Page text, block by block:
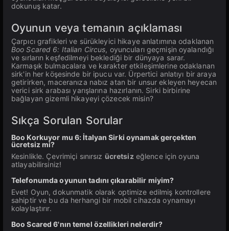
dokunuş katar.
Oyunun veya temanın açıklaması
Çarpıcı grafikleri ve sürükleyici hikaye anlatımına odaklanan
Boo Scared 6: Italian Circus, oyuncuları geçmişin oyalandığı
ve sırların keşfedilmeyi beklediği bir dünyaya sarar.
Karmaşık bulmacalara ve karakter etkileşimlerine odaklanan
sirk'in her köşesinde bir ipucu var. Ürpertici anlatıyı bir araya
getirirken, maceranıza nabız atan bir unsur ekleyen heyecan
verici sirk arabası yarışlarına hazırlanın. Sirki birbirine
bağlayan gizemli hikayeyi çözecek misin?
Sıkça Sorulan Sorular
Boo Korkuyor mu 6: İtalyan Sirki oynamak gerçekten
ücretsiz mi?
Kesinlikle. Çevrimiçi sınırsız ücretsiz eğlence için oyuna
atlayabilirsiniz!
Telefonumda oyunun tadını çıkarabilir miyim?
Evet! Oyun, dokunmatik olarak optimize edilmiş kontrollere
sahiptir ve bu da herhangi bir mobil cihazda oynamayı
kolaylaştırır.
Boo Scared 6'nın temel özellikleri nelerdir?